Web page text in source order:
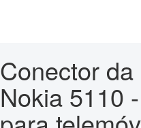
Conector
Nokia 5110